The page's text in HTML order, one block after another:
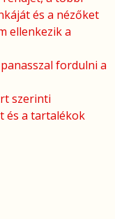
és a nézőket
ellenkezik a
fordulni a
szerinti
és a tartalékok